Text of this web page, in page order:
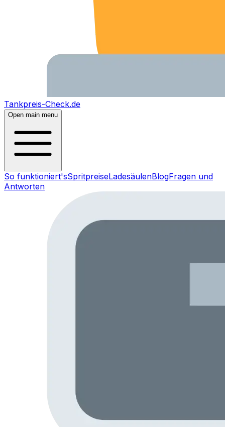
Tankpreis-Check.de
Open main menu
So funktioniert'sSpritpreiseLadesäulenBlogFragen und
Antworten